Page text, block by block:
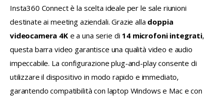
Insta360 Connect è la scelta ideale per le sale riunioni
destinate ai meeting aziendali. Grazie alla doppia
videocamera 4K e a una serie di 14 microfoni integrati,
questa barra video garantisce una qualità video e audio
impeccabile. La configurazione plug-and-play consente di
utilizzare il dispositivo in modo rapido e immediato,
garantendo compatibilità con laptop Windows e Mac e con